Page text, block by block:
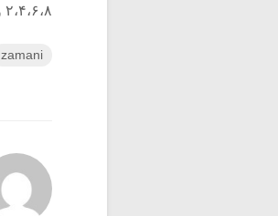
۲،۴،۶،۸ و … بخش است. مانند فاصله چنگ تریوله که حاصل تقسیم بر ۳ شدن فاصله سیاه است.
zamani